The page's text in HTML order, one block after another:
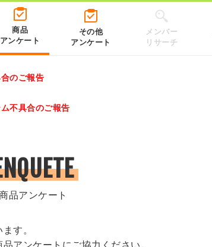
商品
アンケート
その他
アンケート
メンバー
リサーチ
のご報告
不具合のご報告
品アンケート
す。